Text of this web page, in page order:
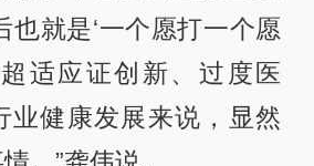
也就是‘一个愿打一个愿
适应证创新、过度医
业健康发展来说，显然